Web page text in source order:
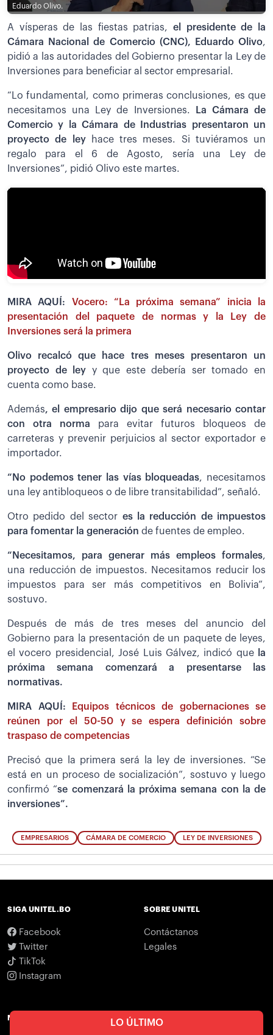
LO ÚLTIMO
Eduardo Olivo.
A vísperas de las fiestas patrias, el presidente de la
Cámara Nacional de Comercio (CNC), Eduardo Olivo,
pidió a las autoridades del Gobierno presentar la Ley de
Inversiones para beneficiar al sector empresarial.
“Lo fundamental, como primeras conclusiones, es que
necesitamos una Ley de Inversiones.
La Cámara de
Comercio y la Cámara de Industrias presentaron un
proyecto de leyhace tres meses. Si tuviéramos un
regalo para el 6 de Agosto, sería una Ley de
Inversiones”, pidió Olivo este martes.
MIRA AQUÍ: Vocero: “La próxima semana” inicia la
presentación del paquete de normas y la Ley de
Inversiones será la primera
Olivo recalcó que hace tres meses presentaron un
proyecto de ley y que este debería ser tomado en
cuenta como base.
Además, el empresario dijo que será necesario contar
con otra norma para evitar futuros bloqueos de
carreteras y prevenir perjuicios al sector exportador e
importador.
“No podemos tener las vías bloqueadas, necesitamos
una ley antibloqueos o de libre transitabilidad”, señaló.
Otro pedido del sector es la reducción de impuestos
para fomentar la generación de fuentes de empleo.
“Necesitamos, para generar más empleos formales,
una reducción de impuestos. Necesitamos reducir los
impuestos para ser más competitivos en Bolivia”,
sostuvo.
Después de más de tres meses del anuncio del
Gobierno para la presentación de un paquete de leyes,
el vocero presidencial, José Luis Gálvez, indicó quela
próxima semana comenzará a presentarse las
normativas.
MIRA AQUÍ:
Equipos técnicos de gobernaciones se
reúnen por el 50-50 y se espera definición sobre
traspaso de competencias
Precisó que la primera será la ley de inversiones. “Se
está en un proceso de socialización”, sostuvo y luego
confirmó “se comenzará la próxima semana con la de
inversiones”.
EMPRESARIOS CÁMARA DE COMERCIO LEY DE INVERSIONES
SIGA UNITEL.BO
Facebook
Twitter
TikTok
Instagram
SOBRE UNITEL
Contáctanos
Legales
NOTICIAS